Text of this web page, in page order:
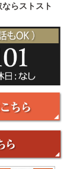
らストスト